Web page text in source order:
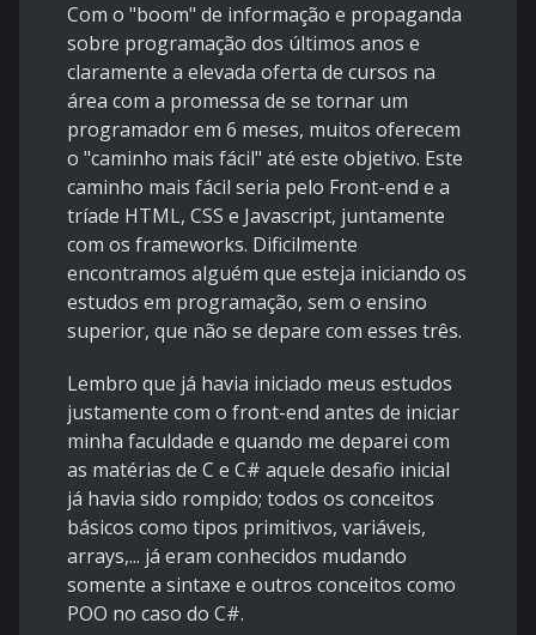
Com o "boom" de informação e propaganda
sobre programação dos últimos anos e
claramente a elevada oferta de cursos na
área com a promessa de se tornar um
programador em 6 meses, muitos oferecem
o "caminho mais fácil" até este objetivo. Este
caminho mais fácil seria pelo Front-end e a
tríade HTML, CSS e Javascript, juntamente
com os frameworks. Dificilmente
encontramos alguém que esteja iniciando os
estudos em programação, sem o ensino
superior, que não se depare com esses três.
Lembro que já havia iniciado meus estudos
justamente com o front-end antes de iniciar
minha faculdade e quando me deparei com
as matérias de C e C# aquele desafio inicial
já havia sido rompido; todos os conceitos
básicos como tipos primitivos, variáveis,
arrays,... já eram conhecidos mudando
somente a sintaxe e outros conceitos como
POO no caso do C#.